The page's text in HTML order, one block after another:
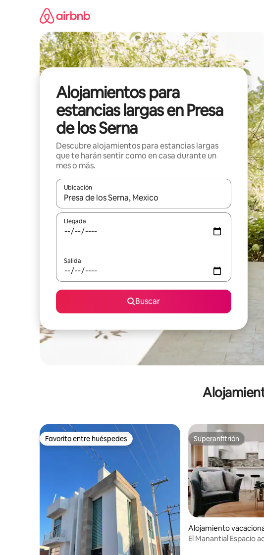
Alojamientos para
estancias largas en Presa
de los Serna
Descubre alojamientos para estancias largas
que te harán sentir como en casa durante un
mes o más.
Ubicación
Cuando los resultados estén disponibles, podrás navegar
Llegada
Salida
Buscar
Favorito entre huéspedes
Favorito entre huéspedes Superanfitrión
Superanfitrión
Alojamiento
lvillo
El Manantial